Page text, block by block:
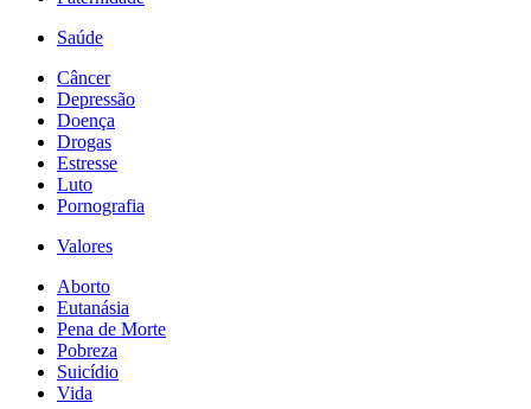
Saúde
Câncer
Depressão
Doença
Drogas
Estresse
Luto
Pornografia
Valores
Aborto
Eutanásia
Pena de Morte
Pobreza
Suicídio
Vida